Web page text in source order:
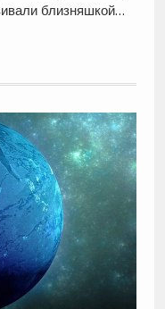
близняшкой…